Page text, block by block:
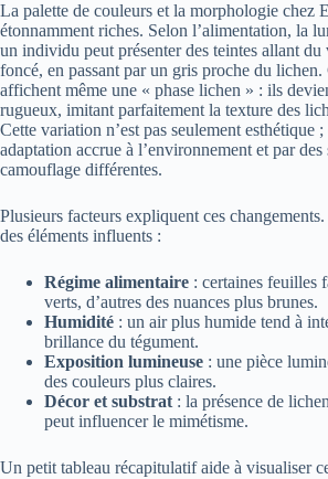
La palette de couleurs et la morphologie chez
étonnamment riches. Selon l’alimentation, la
un individu peut présenter des teintes allant
foncé, en passant par un gris proche du lichen.
affichent même une « phase lichen » : ils
rugueux, imitant parfaitement la texture des
Cette variation n’est pas seulement esthétique
adaptation accrue à l’environnement et par des
camouflage différentes.
Plusieurs facteurs expliquent ces
des éléments influents :
Régime alimentaire : certaines feuilles
verts, d’autres des nuances plus brunes.
Humidité : un air plus humide tend à
brillance du tégument.
Exposition lumineuse : une pièce
des couleurs plus claires.
Décor et substrat : la présence de
peut influencer le mimétisme.
Un petit tableau récapitulatif aide à visualiser